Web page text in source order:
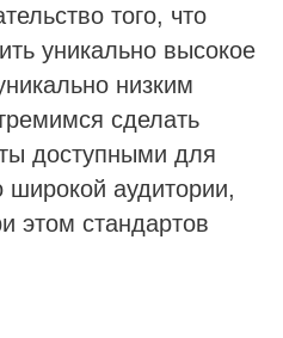
того, что
уникально высокое
низким
сделать
доступными для
широкой аудитории,
этом стандартов